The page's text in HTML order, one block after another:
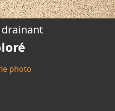
photo